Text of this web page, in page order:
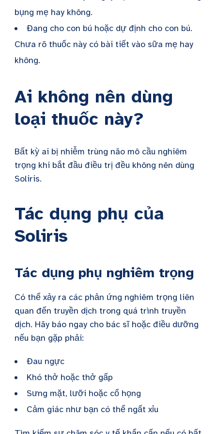
bụng mẹ hay không.
Đang cho con bú hoặc dự định cho con bú.
Chưa rõ thuốc này có bài tiết vào sữa mẹ hay
không.
Ai không nên dùng
loại thuốc này?
Bất kỳ ai bị nhiễm trùng não mô cầu nghiêm
trọng khi bắt đầu điều trị đều không nên dùng
Soliris.
Tác dụng phụ của
Soliris
Tác dụng phụ nghiêm trọng
Có thể xảy ra các phản ứng nghiêm trọng liên
quan đến truyền dịch trong quá trình truyền
dịch. Hãy báo ngay cho bác sĩ hoặc điều dưỡng
nếu bạn gặp phải:
Đau ngực
Khó thở hoặc thở gấp
Sưng mặt, lưỡi hoặc cổ họng
Cảm giác như bạn có thể ngất xỉu